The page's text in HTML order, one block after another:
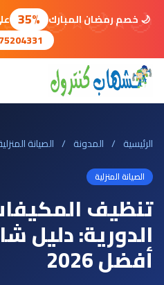
🌙
⭐
🌙
⭐
🌙
⭐
🌙 🌙 خصم رمضان المبارك 35%
الرئيسية / المدونة / الصيانة
الصيانة المنزلية
تنظيف
الدورية: دليل
أفضل 2026